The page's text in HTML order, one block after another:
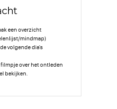
een overzicht
mindmap)
volgende dia's
filmpje over het ontleden
bekijken.